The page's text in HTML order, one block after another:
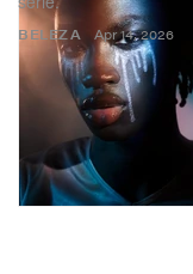
BELEZA Apr 14, 2026